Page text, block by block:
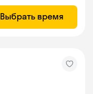
Выбрать время